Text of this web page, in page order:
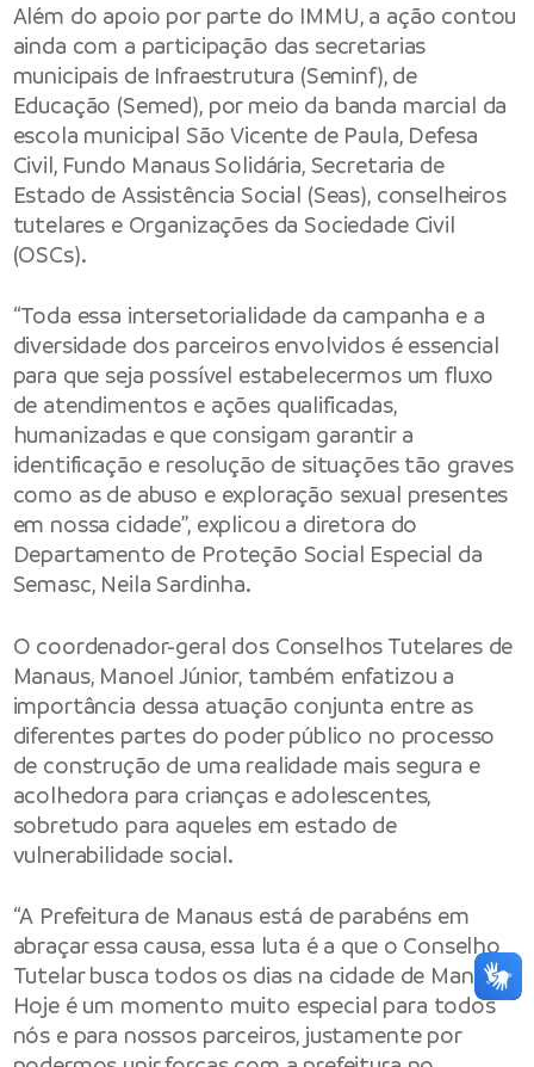
Além do apoio por parte do IMMU, a ação contou
ainda com a participação das secretarias
municipais de Infraestrutura (Seminf), de
Educação (Semed), por meio da banda marcial da
escola municipal São Vicente de Paula, Defesa
Civil, Fundo Manaus Solidária, Secretaria de
Estado de Assistência Social (Seas), conselheiros
tutelares e Organizações da Sociedade Civil
(OSCs).
“Toda essa intersetorialidade da campanha e a
diversidade dos parceiros envolvidos é essencial
para que seja possível estabelecermos um fluxo
de atendimentos e ações qualificadas,
humanizadas e que consigam garantir a
identificação e resolução de situações tão graves
como as de abuso e exploração sexual presentes
em nossa cidade”, explicou a diretora do
Departamento de Proteção Social Especial da
Semasc, Neila Sardinha.
O coordenador-geral dos Conselhos Tutelares de
Manaus, Manoel Júnior, também enfatizou a
importância dessa atuação conjunta entre as
diferentes partes do poder público no processo
de construção de uma realidade mais segura e
acolhedora para crianças e adolescentes,
sobretudo para aqueles em estado de
vulnerabilidade social.
“A Prefeitura de Manaus está de parabéns em
abraçar essa causa, essa luta é a que o Conselho
Tutelar busca todos os dias na cidade de Manaus.
Hoje é um momento muito especial para todos
nós e para nossos parceiros, justamente por